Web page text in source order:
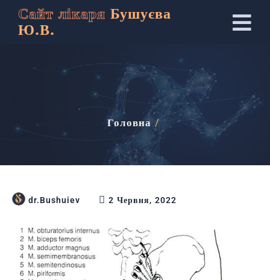
Сайт лікаря Бушуєва
Ю.В.
Головна /
dr.Bushuiev 2 Червня, 2022